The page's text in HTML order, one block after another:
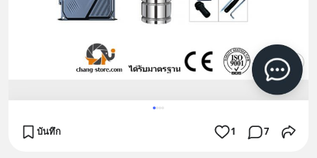
บันทึก 1 7